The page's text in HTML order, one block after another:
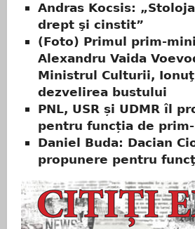
Andras Kocsis:
drept şi cinstit”
(Foto) Primul prim-
Alexandru Vaida
Ministrul Culturii,
dezvelirea bustului
PNL, USR și UDMR îl
pentru funcția de
Daniel Buda: Dacian
propunere pentru